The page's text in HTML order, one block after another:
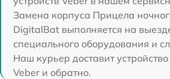
Замена корпуса Прицела
DigitalBat выполняется на
специального оборудования и
Наш курьер доставит
Veber и обратно.